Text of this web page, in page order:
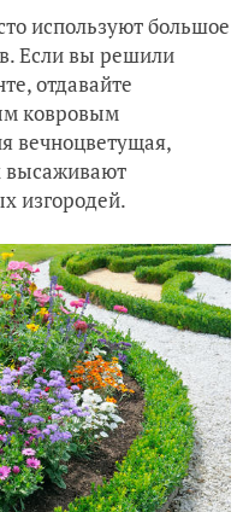
используют большое
Если вы решили
отдавайте
ковровым
вечноцветущая,
изгородей.